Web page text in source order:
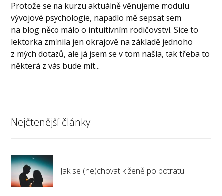
Protože se na kurzu aktuálně věnujeme modulu
vývojové psychologie, napadlo mě sepsat sem
na blog něco málo o intuitivním rodičovství. Sice to
lektorka zmínila jen okrajově na základě jednoho
z mých dotazů, ale já jsem se v tom našla, tak třeba to
některá z vás bude mít...
Nejčtenější články
Jak se (ne)chovat k ženě po potratu